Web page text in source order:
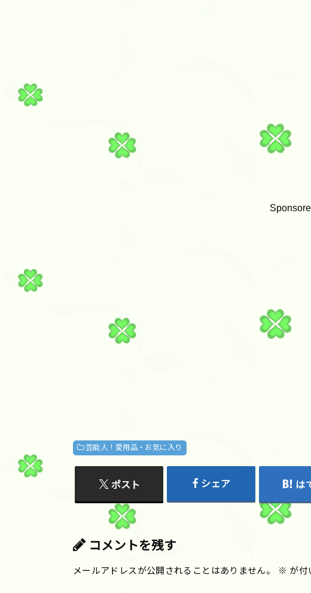
芸能人！愛用品・お気に入り
ポスト シェア は
コメントを残す
メールアドレスが公開されることはありません。 ※ が付